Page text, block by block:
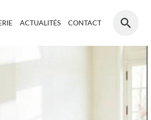
ACTUALITÉS CONTACT